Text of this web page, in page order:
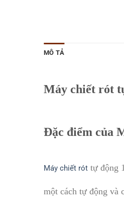
MÔ TẢ
Máy chiết rót
Đặc điểm của
Máy chiết rót tự động
một cách tự động và